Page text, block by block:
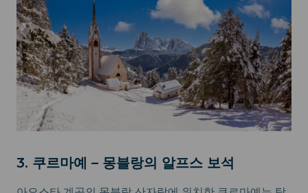
3. 쿠르마예 – 몽블랑의 알프스 보석